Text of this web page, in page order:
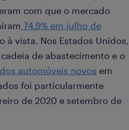
com que o mercado
74.9% em julho de
à vista. Nos Estados Unidos,
de abastecimento e o
automóveis novos em
foi particularmente
de 2020 e setembro de